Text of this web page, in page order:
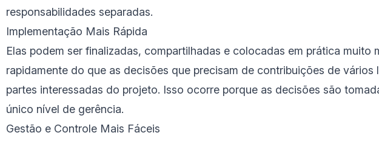
responsabilidades separadas.
Implementação Mais Rápida
Elas podem ser finalizadas, compartilhadas e colocadas em prática muito
rapidamente do que as decisões que precisam de contribuições de vários
partes interessadas do projeto. Isso ocorre porque as decisões são
único nível de gerência.
Gestão e Controle Mais Fáceis